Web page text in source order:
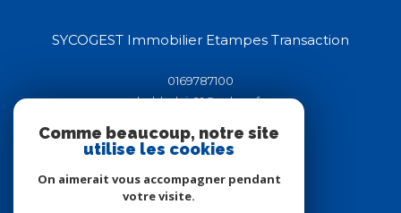
SYCOGEST Immobilier Etampes Transaction
0169787100
helderluis91@yahoo.fr
91150
étampes
Adhérents
Comme beaucoup, notre site
utilise les cookies
On aimerait vous accompagner pendant
votre visite.